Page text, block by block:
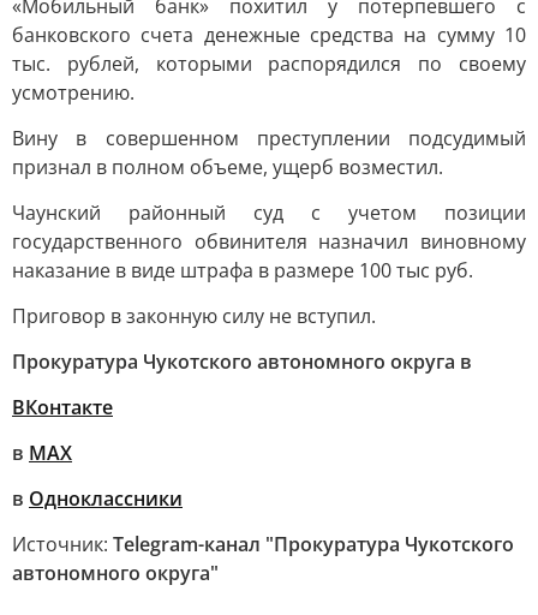
«Мобильный банк» похитил у потерпевшего с
банковского счета денежные средства на сумму 10
тыс. рублей, которыми распорядился по своему
усмотрению.
Вину в совершенном преступлении подсудимый
признал в полном объеме, ущерб возместил.
Чаунский районный суд с учетом позиции
государственного обвинителя назначил виновному
наказание в виде штрафа в размере 100 тыс руб.
Приговор в законную силу не вступил.
Прокуратура Чукотского автономного округа в
ВКонтакте
в МАХ
в Одноклассники
Источник: Telegram-канал "Прокуратура Чукотского
автономного округа"